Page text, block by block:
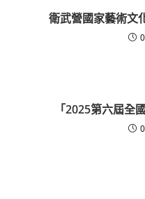
衛武營國家藝術文
「2025第六屆全